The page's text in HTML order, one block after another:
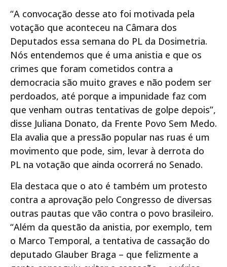
“A convocação desse ato foi motivada pela
votação que aconteceu na Câmara dos
Deputados essa semana do PL da Dosimetria.
Nós entendemos que é uma anistia e que os
crimes que foram cometidos contra a
democracia são muito graves e não podem ser
perdoados, até porque a impunidade faz com
que venham outras tentativas de golpe depois”,
disse Juliana Donato, da Frente Povo Sem Medo.
Ela avalia que a pressão popular nas ruas é um
movimento que pode, sim, levar à derrota do
PL na votação que ainda ocorrerá no Senado.
Ela destaca que o ato é também um protesto
contra a aprovação pelo Congresso de diversas
outras pautas que vão contra o povo brasileiro.
“Além da questão da anistia, por exemplo, tem
o Marco Temporal, a tentativa de cassação do
deputado Glauber Braga – que felizmente a